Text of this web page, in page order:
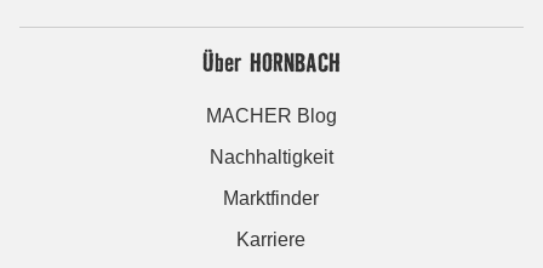
Über HORNBACH
MACHER Blog
Nachhaltigkeit
Marktfinder
Karriere